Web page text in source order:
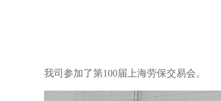
我司参加了第100届上海劳保交易会。